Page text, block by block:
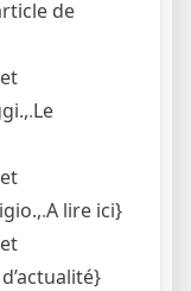
de
.Le
.A lire ici}